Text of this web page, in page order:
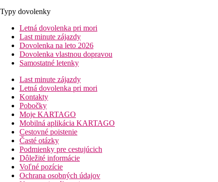
Typy dovolenky
Letná dovolenka pri mori
Last minute zájazdy
Dovolenka na leto 2026
Dovolenka vlastnou dopravou
Samostatné letenky
Last minute zájazdy
Letná dovolenka pri mori
Kontakty
Pobočky
Moje KARTAGO
Mobilná aplikácia KARTAGO
Cestovné poistenie
Časté otázky
Podmienky pre cestujúcich
Dôležité informácie
Voľné pozície
Ochrana osobných údajov